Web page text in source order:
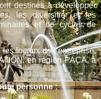
destinés à développer
les diversifier et les
et de cycles de
locaux de l’entreprise,
en région PACA, à
personne :